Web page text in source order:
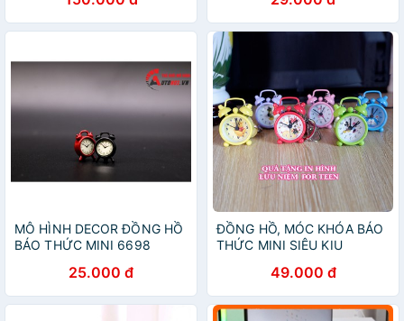
MÔ HÌNH DECOR ĐỒNG HỒ
BÁO THỨC MINI 6698
25.000 đ
ĐỒNG HỒ, MÓC KHÓA BÁO
THỨC MINI SIÊU KIU
49.000 đ